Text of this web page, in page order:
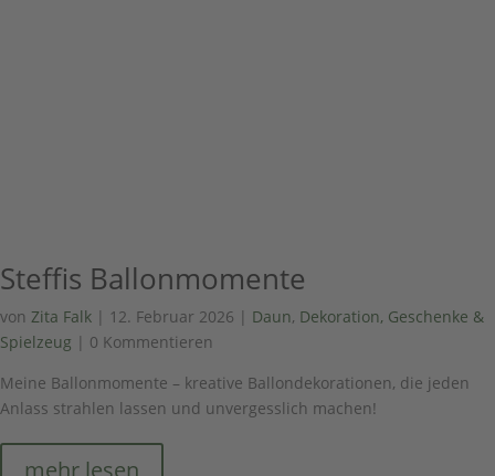
Steffis Ballonmomente
von Zita Falk | 12. Februar 2026 | Daun, Dekoration, Geschenke &
Spielzeug | 0 Kommentieren
Meine Ballonmomente – kreative Ballondekorationen, die jeden
Anlass strahlen lassen und unvergesslich machen!
mehr lesen